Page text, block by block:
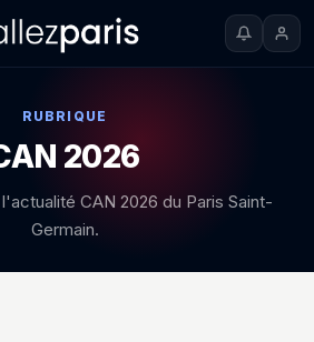
RUBRIQUE
2026
CAN 2026 du Paris Saint-
Germain.